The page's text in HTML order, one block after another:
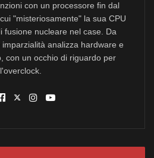
con un processore fin dal
"misteriosamente" la sua CPU
fusione nucleare nel case. Da
analizza hardware e
con un occhio di riguardo per
l'overclock.